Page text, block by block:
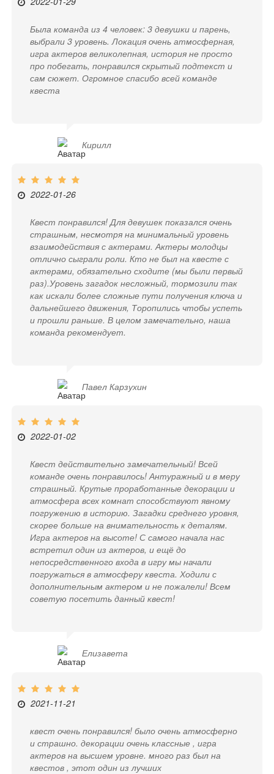
Была команда из 4 человек: 3 девушки и парень,
выбрали 3 уровень. Локация очень атмосферная,
игра актеров великолепная, история не просто
про побегать, понравился скрытый подтекст и
сам сюжет. Огромное спасибо всей команде
квеста
Кирилл
2022-01-26
Квест понравился! Для девушек показался очень
страшным, несмотря на минимальный уровень
взаимодействия с актерами. Актеры молодцы
отлично сыграли роли. Кто не был на квесте с
актерами, обязательно сходите (мы были первый
раз).Уровень загадок несложный, тормозили так
как искали более сложные пути получения ключа и
дальнейшего движения, Торопились чтобы успеть
и прошли раньше. В целом замечательно, наша
команда рекомендует.
Павел Карзухин
2022-01-02
Квест действительно замечательный! Всей
команде очень понравилось! Антуражный и в меру
страшный. Крутые проработанные декорации и
атмосфера всех комнат способствуют явному
погружению в историю. Загадки среднего уровня,
скорее больше на внимательность к деталям.
Игра актеров на высоте! С самого начала нас
встретил один из актеров, и ещё до
непосредственного входа в игру мы начали
погружаться в атмосферу квеста. Ходили с
дополнительным актером и не пожалели! Всем
советую посетить данный квест!
Елизавета
2021-11-21
квест очень понравился! было очень атмосферно
и страшно. декорации очень классные , игра
актеров на высшем уровне. много раз был на
квестов , этот один из лучших